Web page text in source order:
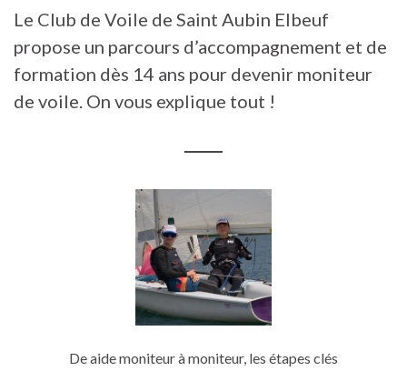
Le Club de Voile de Saint Aubin Elbeuf
propose un parcours d’accompagnement et de
formation dès 14 ans pour devenir moniteur
de voile. On vous explique tout !
De aide moniteur à moniteur, les étapes clés